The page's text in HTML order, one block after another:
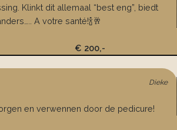
Klinkt dit allemaal “best eng”, biedt
A votre santé!🍾🥂
€ 200,-
Dieke
en verwennen door de pedicure!